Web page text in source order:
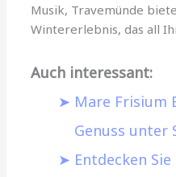
Musik, Travemünde
Wintererlebnis, das all
Auch interessant:
Mare Frisium
Genuss unter
Entdecken